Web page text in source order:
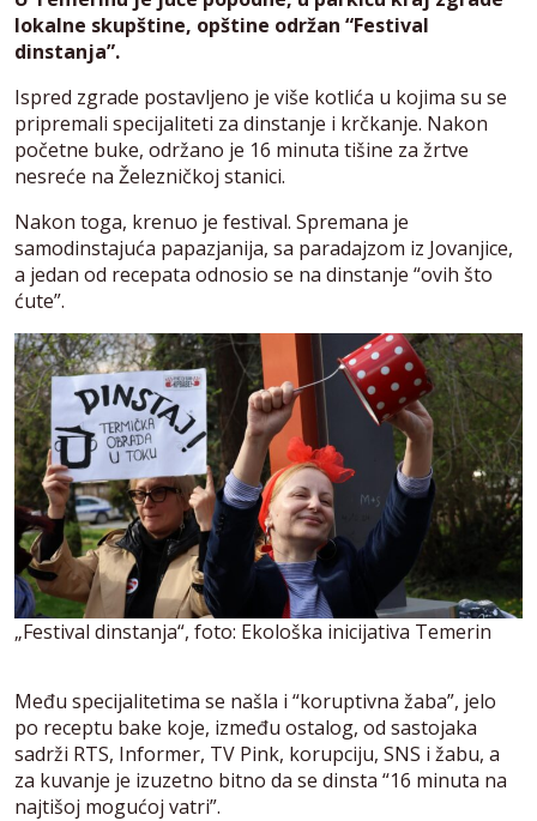
lokalne skupštine, opštine održan “Festival
dinstanja”.
Ispred zgrade postavljeno je više kotlića u kojima su se
pripremali specijaliteti za dinstanje i krčkanje. Nakon
početne buke, održano je 16 minuta tišine za žrtve
nesreće na Železničkoj stanici.
Nakon toga, krenuo je festival. Spremana je
samodinstajuća papazjanija, sa paradajzom iz Jovanjice,
a jedan od recepata odnosio se na dinstanje “ovih što
ćute”.
„Festival dinstanja“, foto: Ekološka inicijativa Temerin
Među specijalitetima se našla i “koruptivna žaba”, jelo
po receptu bake koje, između ostalog, od sastojaka
sadrži RTS, Informer, TV Pink, korupciju, SNS i žabu, a
za kuvanje je izuzetno bitno da se dinsta “16 minuta na
najtišoj mogućoj vatri”.